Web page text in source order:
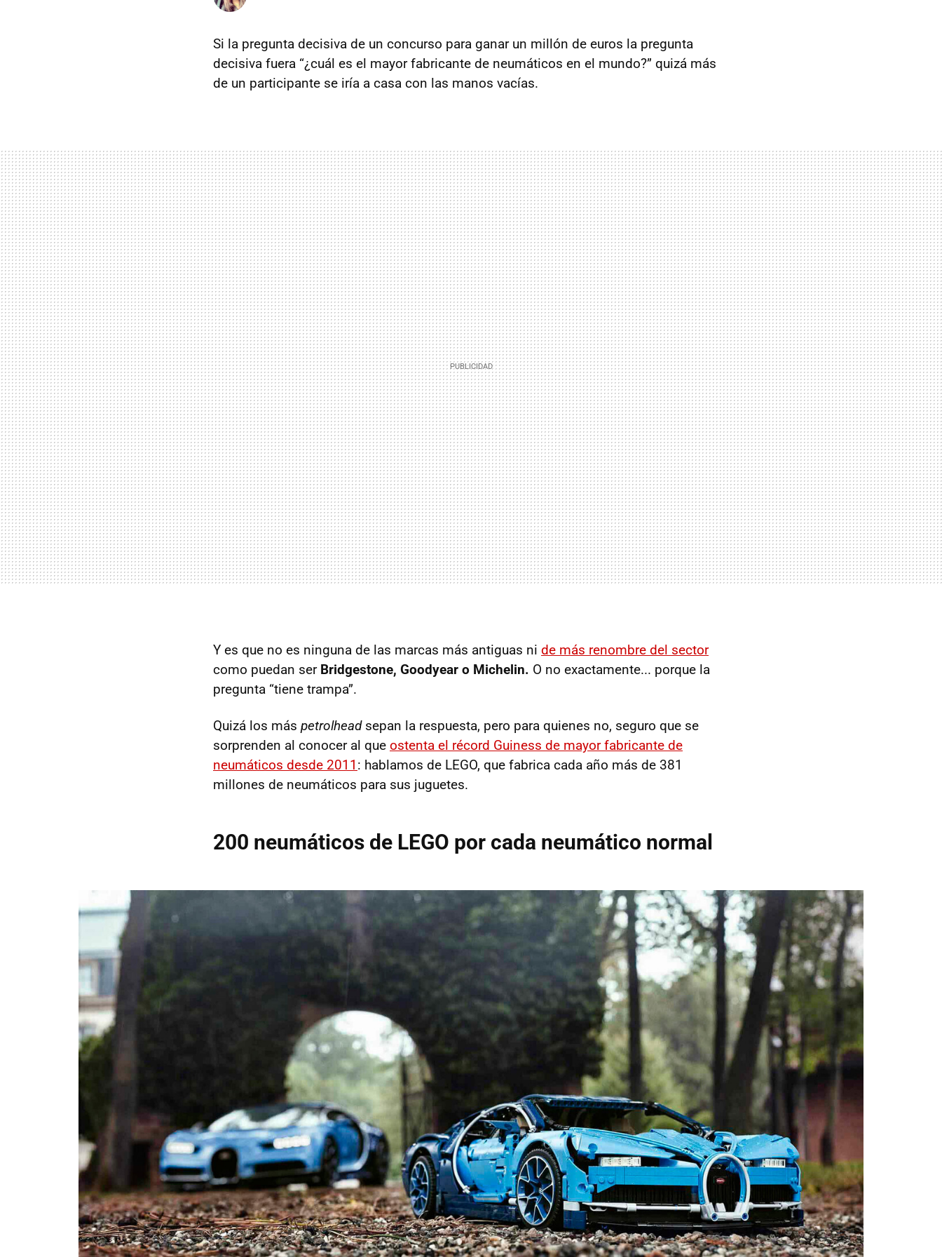
Si la pregunta decisiva de un concurso para ganar un millón de euros la pregunta
decisiva fuera “¿cuál es el mayor fabricante de neumáticos en el mundo?” quizá más
de un participante se iría a casa con las manos vacías.
Y es que no es ninguna de las marcas más antiguas ni de más renombre del sector
como puedan ser Bridgestone, Goodyear o Michelin. O no exactamente... porque la
pregunta “tiene trampa”.
Quizá los más petrolhead sepan la respuesta, pero para quienes no, seguro que se
sorprenden al conocer al que ostenta el récord Guiness de mayor fabricante de
neumáticos desde 2011 : hablamos de LEGO, que fabrica cada año más de 381
millones de neumáticos para sus juguetes.
200 neumáticos de LEGO por cada neumático normal